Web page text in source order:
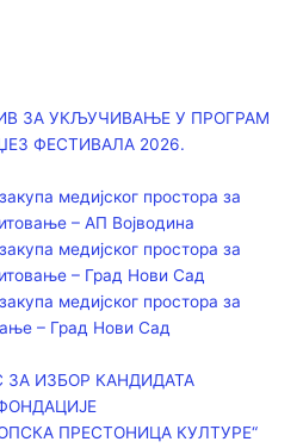
ЗА УКЉУЧИВАЊЕ У ПРОГРАМ
ФЕСТИВАЛА 2026.
медијског простора за
– АП Војводинa
медијског простора за
– Град Нови Сад
медијског простора за
– Град Нови Сад
ЗА ИЗБОР КАНДИДАТА
ПРЕСТОНИЦА КУЛТУРЕ“